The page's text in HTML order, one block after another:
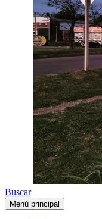
Buscar
Menú principal